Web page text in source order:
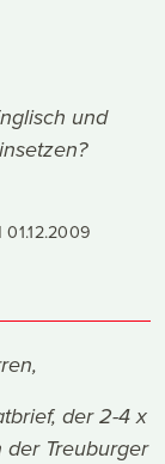
und
01.12.2009
der 2-4 x
Treuburger